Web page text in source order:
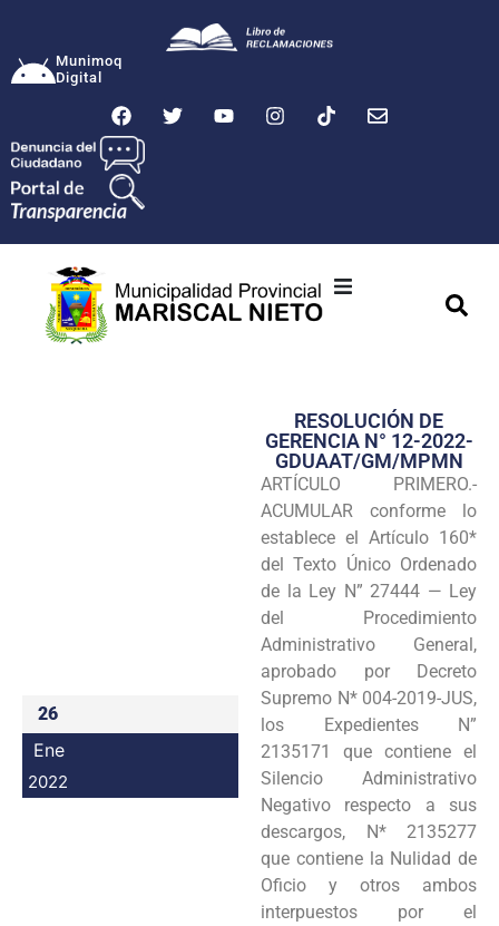
Munimoq
Digital
Transparencia
Seguridad
Programas
Intranet
26
Ene
2022
RESOLUCIÓN DE
GERENCIA N° 12-2022-
GDUAAT/GM/MPMN
ARTÍCULO PRIMERO.-
ACUMULAR conforme lo
establece el Artículo 160*
del Texto Único Ordenado
de la Ley N” 27444 — Ley
del Procedimiento
Administrativo General,
aprobado por Decreto
Supremo N* 004-2019-JUS,
los Expedientes N”
2135171 que contiene el
Silencio Administrativo
Negativo respecto a sus
descargos, N* 2135277
que contiene la Nulidad de
Oficio y otros ambos
interpuestos por el